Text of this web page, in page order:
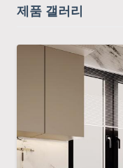
제품 갤러리